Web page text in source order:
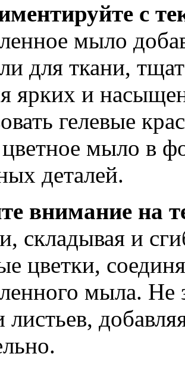
с
мыло
для ткани,
ярких и
гелевые
цветное мыло в
деталей.
внимание на
складывая и
цветки,
мыла. Не
листьев,